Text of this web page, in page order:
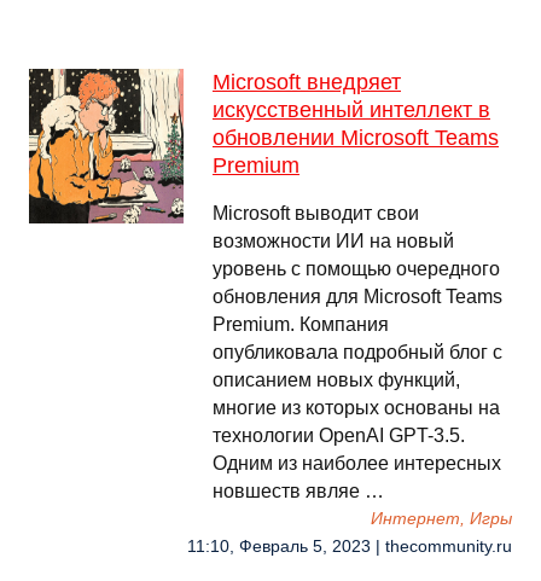
Microsoft внедряет
искусственный интеллект в
обновлении Microsoft Teams
Premium
Microsoft выводит свои
возможности ИИ на новый
уровень с помощью очередного
обновления для Microsoft Teams
Premium. Компания
опубликовала подробный блог с
описанием новых функций,
многие из которых основаны на
технологии OpenAI GPT-3.5.
Одним из наиболее интересных
новшеств являе …
Интернет, Игры
11:10, Февраль 5, 2023 | thecommunity.ru